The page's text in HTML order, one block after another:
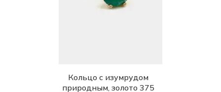
Кольцо с изумрудом
природным, золото 375